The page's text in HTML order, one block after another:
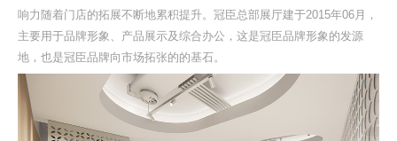
响力随着门店的拓展不断地累积提升。冠臣总部展厅建于2015年06月，
主要用于品牌形象、产品展示及综合办公，这是冠臣品牌形象的发源
地，也是冠臣品牌向市场拓张的的基石。